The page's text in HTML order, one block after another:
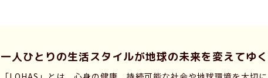
一人ひとりの生活スタイルが地球の未来を変えてゆく